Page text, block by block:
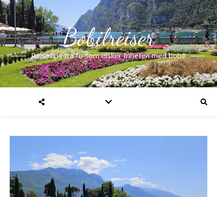
Bobilreiser
Reisetips fra to som elsker friheten med bobil!